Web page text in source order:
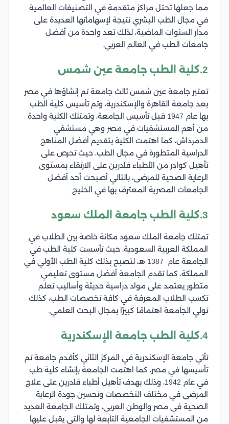
مما جعلها تحتل مراكز متقدمة في التصنيفات العالمية
في مجال الطب البشري نتيجة لإسهاماتها العديدة على
مدار السنوات الماضية، لذلك تعد واحدة من أفضل
جامعات الطب في العالم العربي.
2.كلية الطب جامعة عين شمس
تعتبر جامعة عين شمس ثالث جامعة تم إنشاؤها في مصر
بعد جامعة القاهرة والإسكندرية، وتم تأسيس كلية الطب
بها عام 1947 قبل تأسيس الجامعة، وتمتلك الكلية واحدة
من أهم المستشفيات في مصر وهي مستشفي
الدمرداش، كما اهتمت الكلية بتقديم أفضل المناهج
الدراسية المتطورة في مجال الطب، حيث تحرص على
تأهيل كوادر من الأطباء قادرين على الارتقاء بمستوى
الرعاية الصحية للمرضى، بالتالي أصبحت أحد أفضل
الجامعات المصرية المعترف بها في الخليج.
3.كلية الطب جامعة الملك سعود
تمتلك جامعة الملك سعود مكانة خاصة بين الطلاب في
المملكة العربية السعودية، حيث تأسست كلية الطب في
الجامعة عام 1387 هـ، لتصبح بذلك كلية الطب الأولي في
المملكة، كما تقدم الجامعة أفضل مستوى تعليمي
متطور يعتمد على مواد دراسية حديثة وأساليب تعلم
تكسب الطلاب المعرفة في كافة تخصصات الطب، كذلك
تولي الجامعة اهتمامًا كبيرًا بمجال البحث العلمي.
4.كلية الطب جامعة الإسكندرية
تأتي جامعة الإسكندرية في المركز الثاني كأقدم جامعة تم
تأسيسها في مصر، كما اهتمت الجامعة بإنشاء كلية طب
في عام 1942، وذلك بهدف تأهيل أطباء قادرين على علاج
المرضى في مختلف التخصصات وتحسين جودة الرعاية
الصحية في مصر والوطن العربي، وتمتلك الجامعة العديد
من المستشفيات الجامعية التابعة لها والتي يقبل عليها